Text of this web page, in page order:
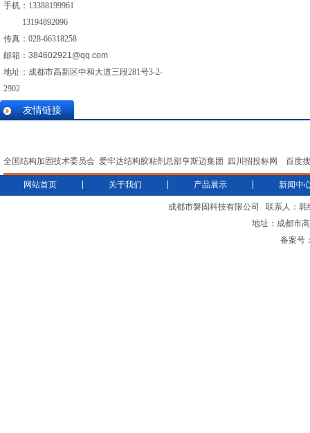
手机： 13388199961
13194892096
传真：028-66318258
邮箱： 384602921@qq.com
地址：成都市高新区中和大道三段281号3-2-
2902
友情链接
全国结构加固技术委员会 爱牢达结构胶粘剂总部亨斯迈集团 四川招投标网 百度
网站首页 关于我们 产品展示 新闻中
成都市磐固科技有限公司 联系人：
地址：成都市
备案号